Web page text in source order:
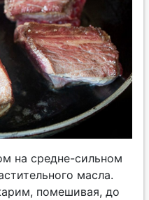
на средне-сильном
масла.
помешивая, до